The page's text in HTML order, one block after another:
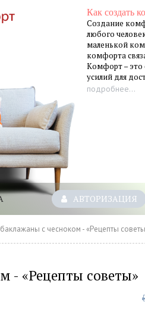
Как создать
Создание
любого
маленькой
комфорта
Комфорт – это
усилий для
подробнее...
АВТОРИЗАЦИЯ
с чесноком - «Рецепты
- «Рецепты советы»